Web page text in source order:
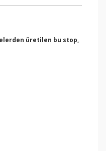
üretilen bu stop,